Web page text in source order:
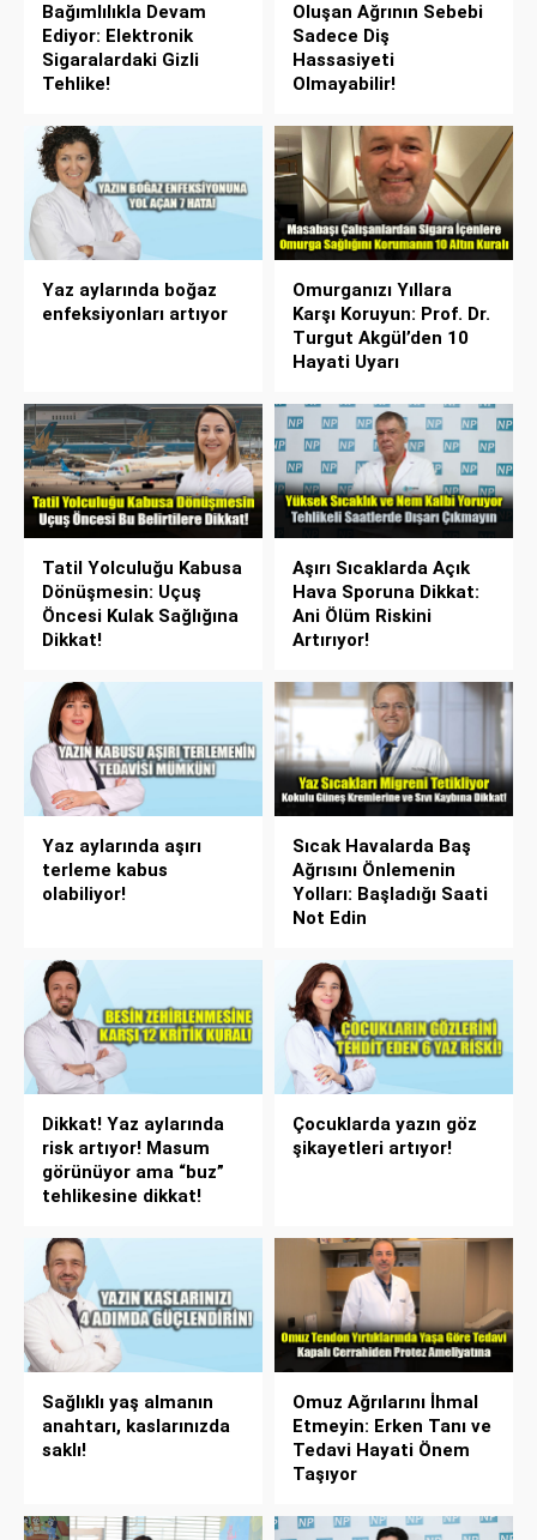
Bağımlılıkla Devam
Ediyor: Elektronik
Sigaralardaki Gizli
Tehlike!
Oluşan Ağrının Sebebi
Sadece Diş
Hassasiyeti
Olmayabilir!
Yaz aylarında boğaz
enfeksiyonları artıyor
Omurganızı Yıllara
Karşı Koruyun: Prof. Dr.
Turgut Akgül’den 10
Hayati Uyarı
Tatil Yolculuğu Kabusa
Dönüşmesin: Uçuş
Öncesi Kulak Sağlığına
Dikkat!
Aşırı Sıcaklarda Açık
Hava Sporuna Dikkat:
Ani Ölüm Riskini
Artırıyor!
Yaz aylarında aşırı
terleme kabus
olabiliyor!
Sıcak Havalarda Baş
Ağrısını Önlemenin
Yolları: Başladığı Saati
Not Edin
Dikkat! Yaz aylarında
risk artıyor! Masum
görünüyor ama “buz”
tehlikesine dikkat!
Çocuklarda yazın göz
şikayetleri artıyor!
Sağlıklı yaş almanın
anahtarı, kaslarınızda
saklı!
Omuz Ağrılarını İhmal
Etmeyin: Erken Tanı ve
Tedavi Hayati Önem
Taşıyor